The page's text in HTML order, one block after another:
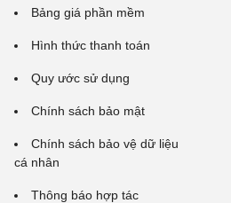
Bảng giá phần mềm
Hình thức thanh toán
Quy ước sử dụng
Chính sách bảo mật
Chính sách bảo vệ dữ liệu
cá nhân
Thông báo hợp tác